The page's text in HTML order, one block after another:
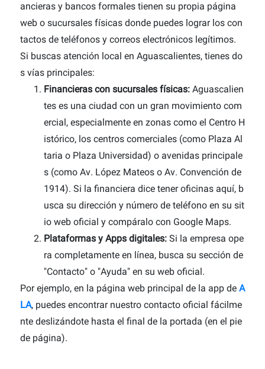
ancieras y bancos formales tienen su propia página
web o sucursales físicas donde puedes lograr los con
tactos de teléfonos y correos electrónicos legítimos.
Si buscas atención local en Aguascalientes, tienes do
s vías principales:
Financieras con sucursales físicas: Aguascalien
tes es una ciudad con un gran movimiento com
ercial, especialmente en zonas como el Centro H
istórico, los centros comerciales (como Plaza Al
taria o Plaza Universidad) o avenidas principale
s (como Av. López Mateos o Av. Convención de
1914). Si la financiera dice tener oficinas aquí, b
usca su dirección y número de teléfono en su sit
io web oficial y compáralo con Google Maps.
Plataformas y Apps digitales: Si la empresa ope
ra completamente en línea, busca su sección de
"Contacto" o "Ayuda" en su web oficial.
Por ejemplo, en la página web principal de la app de A
LA, puedes encontrar nuestro contacto oficial fácilme
nte deslizándote hasta el final de la portada (en el pie
de página).